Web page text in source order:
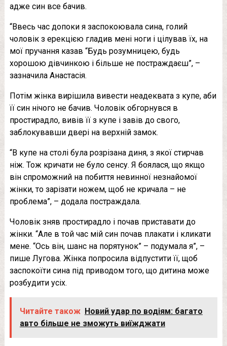
адже син все бачив.
“Ввесь час допоки я заспокоювала сина, голий
чоловік з ерекцією гладив мені ноги і цілував їх, на
мої пручання казав “Будь розумницею, будь
хорошою дівчинкою і більше не постраждаєш”, –
зазначила Анастасія.
Потім жінка вирішила вивести неадеквата з купе, аби
її син нічого не бачив. Чоловік обгорнувся в
простирадло, вивів її з купе і завів до свого,
заблокувавши двері на верхній замок.
“В купе на столі була розрізана диня, з якої стирчав
ніж. Тож кричати не було сенсу. Я боялася, що якщо
він спроможний на побиття невинної незнайомої
жінки, то зарізати ножем, щоб не кричала – не
проблема”, – додала постраждала.
Чоловік зняв простирадло і почав приставати до
жінки. “Але в той час мій син почав плакати і кликати
мене. “Ось він, шанс на порятунок” – подумала я”, –
пише Лугова. Жінка попросила відпустити її, щоб
заспокоїти сина під приводом того, що дитина може
розбудити усіх.
Читайте також Новий удар по водіям: багато
авто більше не зможуть виїжджати